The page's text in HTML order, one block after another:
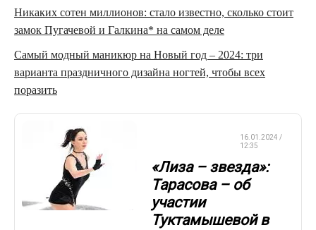
Никаких сотен миллионов: стало известно, сколько стоит
замок Пугачевой и Галкина* на самом деле
Самый модный маникюр на Новый год – 2024: три
варианта праздничного дизайна ногтей, чтобы всех
поразить
16.01.2024 /
12:35
«Лиза – звезда»:
Тарасова – об
участии
Туктамышевой в